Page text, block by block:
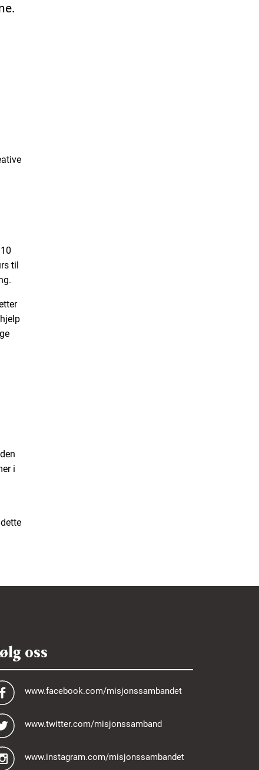
til
i
oss
www.facebook.com/misjonssambandet
www.twitter.com/misjonssamband
www.instagram.com/misjonssambandet